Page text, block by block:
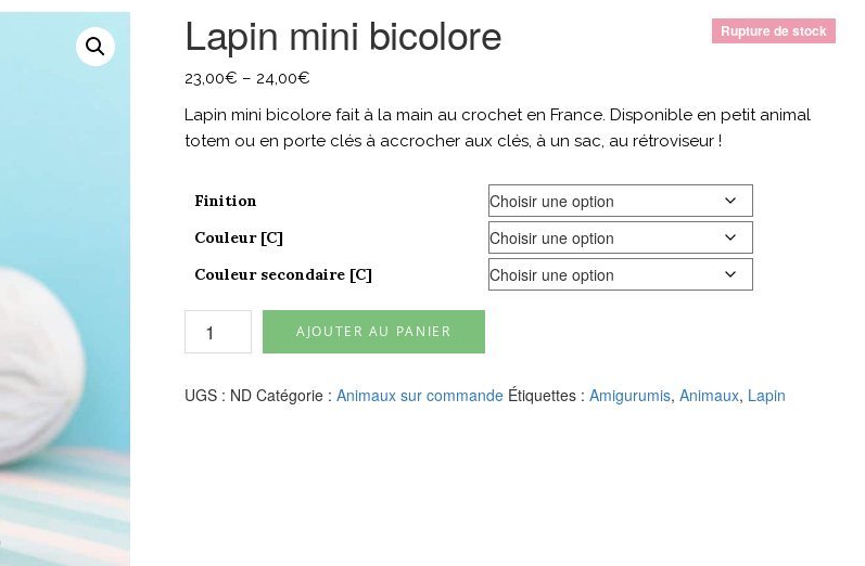
Lapin mini bicolore
23,00€ – 24,00€
Rupture de stock
Lapin mini bicolore fait à la main au crochet en France. Disponible en petit animal
totem ou en porte clés à accrocher aux clés, à un sac, au rétroviseur !
Finition
Couleur [C]
Couleur secondaire [C]
mini
bicolore
AJOUTER AU PANIER
UGS : ND Catégorie :Animaux sur commande Étiquettes :Amigurumis,Animaux, Lapin